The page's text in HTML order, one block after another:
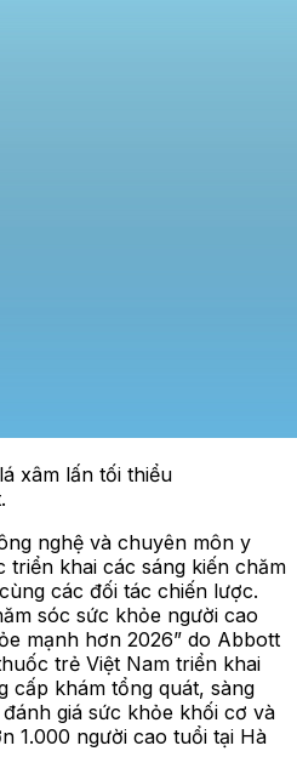
xâm lấn tối thiểu
nghệ và chuyên môn y
khai các sáng kiến chăm
các đối tác chiến lược.
sóc sức khỏe người cao
mạnh hơn 2026” do Abbott
trẻ Việt Nam triển khai
cấp khám tổng quát, sàng
giá sức khỏe khối cơ và
1.000 người cao tuổi tại Hà